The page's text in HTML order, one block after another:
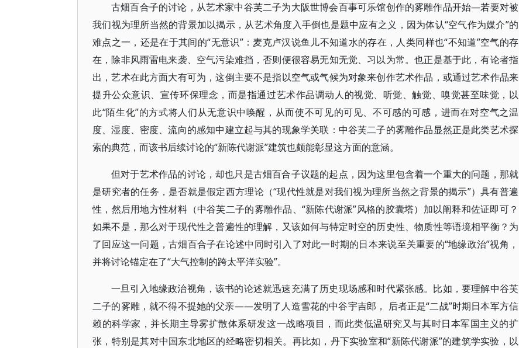
古畑百合子的讨论，从艺术家中谷芙二子为大阪世博会百事可乐馆创作的雾雕作品开始—若要对被
我们视为理所当然的背景加以揭示，从艺术角度入手倒也是题中应有之义，因为体认“空气作为媒介”的
难点之一，还是在于其间的“无意识”：麦克卢汉说鱼儿不知道水的存在，人类同样也“不知道”空气的存
在，除非风雨雷电来袭、空气污染难挡，否则便很容易无知无觉、习以为常。也正是基于此，有论者指
出，艺术在此方面大有可为，这倒主要不是指以空气或气候为对象来创作艺术作品，或通过艺术作品来
提升公众意识、宣传环保理念，而是指通过艺术作品调动人的视觉、听觉、触觉、嗅觉甚至味觉，以
此“陌生化”的方式将人们从无意识中唤醒，从而使不可见的可见、不可感的可感，进而在对空气之温
度、湿度、密度、流向的感知中建立起与其的现象学关联：中谷芙二子的雾雕作品显然正是此类艺术探
索的典范，而该书后续讨论的“新陈代谢派”建筑也颇能彰显这方面的意涵。
但对于艺术作品的讨论，却也只是古畑百合子议题的起点，因为这里包含着一个重大的问题，那就
是研究者的任务，是否就是假定西方理论（“现代性就是对我们视为理所当然之背景的揭示”）具有普遍
性，然后用地方性材料（中谷芙二子的雾雕作品、“新陈代谢派”风格的胶囊塔）加以阐释和佐证即可？
如果不是，那么对于现代性之普遍性的理解，又该如何与特定时空的历史性、物质性等语境相平衡？为
了回应这一问题，古畑百合子在论述中同时引入了对此一时期的日本来说至关重要的“地缘政治”视角，
并将讨论锚定在了“大气控制的跨太平洋实验”。
一旦引入地缘政治视角，该书的论述就迅速充满了历史现场感和时代紧张感。比如，要理解中谷芙
二子的雾雕，就不得不提她的父亲——发明了人造雪花的中谷宇吉郎， 后者正是“二战”时期日本军方信
赖的科学家，并长期主导雾扩散体系研发这一战略项目，而此类低温研究又与其时日本军国主义的扩
张，特别是其对中国东北地区的经略密切相关。再比如，丹下实验室和“新陈代谢派”的建筑学实验，以